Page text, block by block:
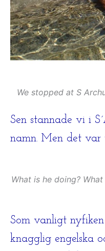
We stopped at S
Sen stannade vi i
namn. Men det
What is he doing?
Som vanligt
knagglig engelska